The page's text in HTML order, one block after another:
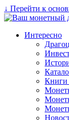
↓ Перейти к
Интересно
Книги